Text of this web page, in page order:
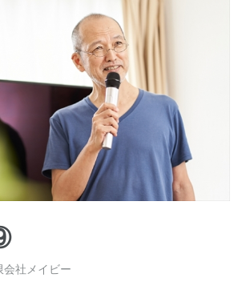
会社メイビー